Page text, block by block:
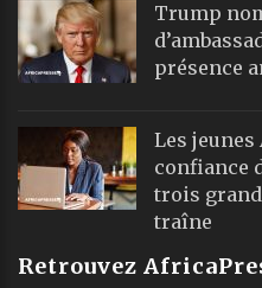
Trump
présence
Les
confiance
trois
traîne
Retrouvez